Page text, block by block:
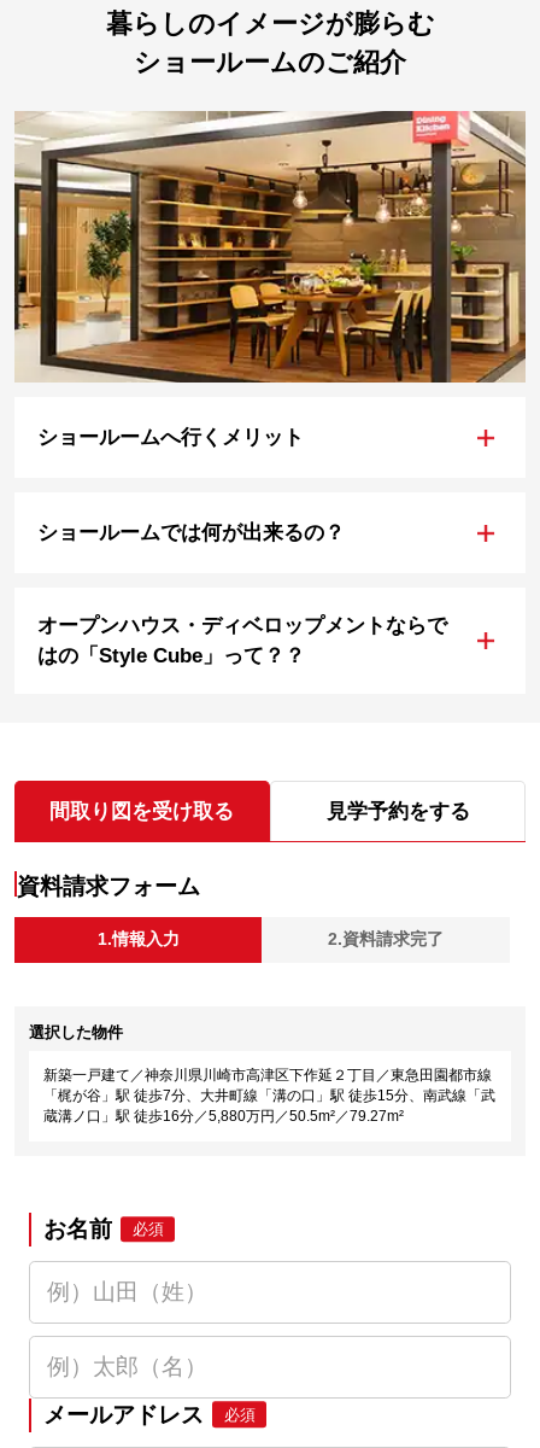
暮らしのイメージが膨らむ
ショールームのご紹介
ショールームへ行くメリット +
ショールームでは何が出来るの？ +
オープンハウス・ディベロップメントならで
はの「Style Cube」って？？
+
間取り図を受け取る 見学予約をする
資料請求フォーム
1.情報入力 2.資料請求完了
選択した物件
新築一戸建て／神奈川県川崎市高津区下作延２丁目／東急田園都市線
「梶が谷」駅 徒歩7分、大井町線「溝の口」駅 徒歩15分、南武線「武
蔵溝ノ口」駅 徒歩16分／5,880万円／50.5m²／79.27m²
お名前 必須
メールアドレス 必須